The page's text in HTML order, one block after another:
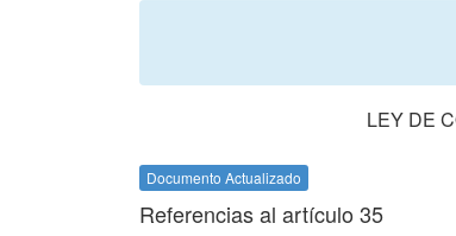
LEY DE
Documento Actualizado
Referencias al artículo 35